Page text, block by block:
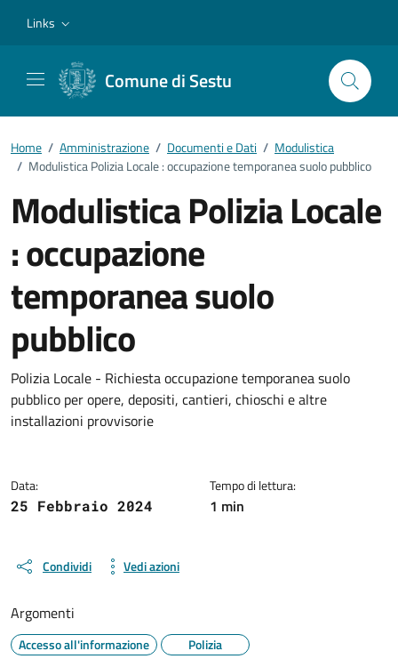
Links
Comune di Sestu
Home / Amministrazione / Documenti e Dati / Modulistica
/ Modulistica Polizia Locale : occupazione temporanea suolo pubblico
Modulistica Polizia Locale
: occupazione
temporanea suolo
pubblico
Dettagli del documento
Polizia Locale - Richiesta occupazione temporanea suolo
pubblico per opere, depositi, cantieri, chioschi e altre
installazioni provvisorie
Data:
25 Febbraio 2024
Tempo di lettura:
1 min
Condividi Vedi azioni
Argomenti
Accesso all'informazione Polizia